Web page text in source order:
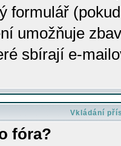
formulář
umožňuje
sbírají e-
Vkládání
fóra?